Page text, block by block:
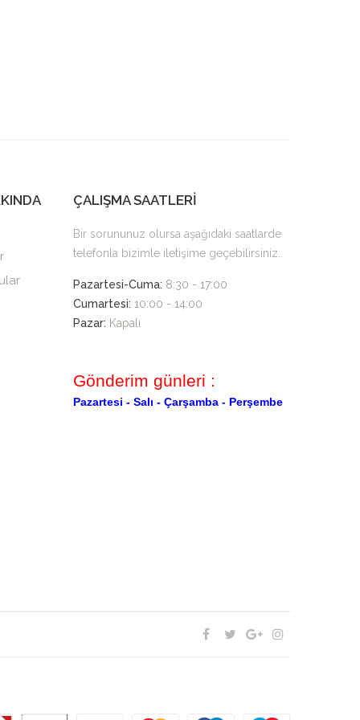
ÇALIŞMA SAATLERİ
Bir sorununuz olursa aşağıdaki saatlarde
telefonla bizimle iletişime geçebilirsiniz..
Pazartesi-Cuma: 8:30 - 17:00
Cumartesi: 10:00 - 14:00
Pazar: Kapalı
Gönderim günleri :
Pazartesi - Salı - Çarşamba - Perşembe